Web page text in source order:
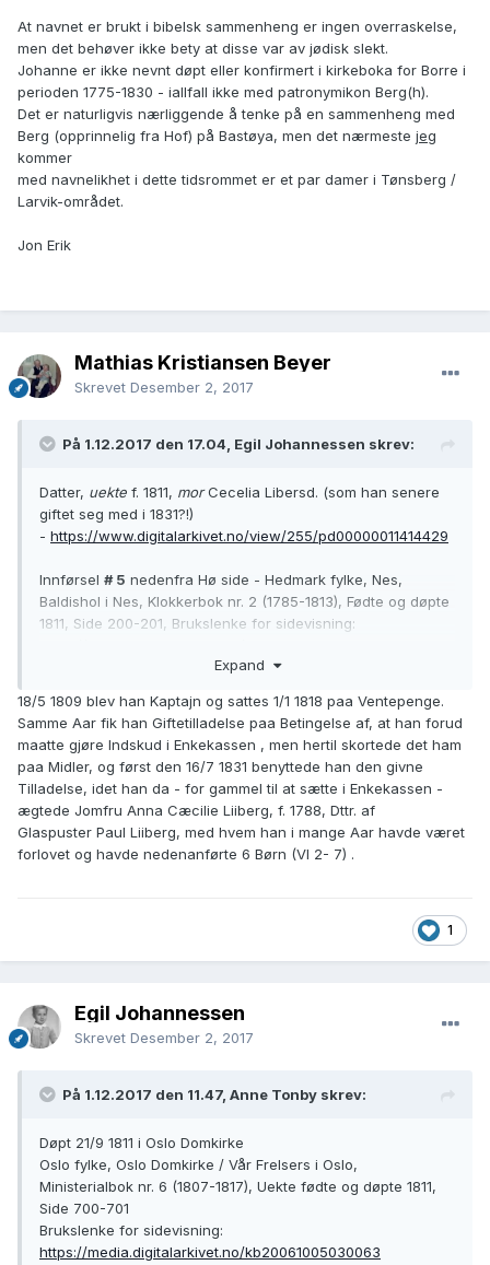
At navnet er brukt i bibelsk sammenheng er ingen overraskelse,
men det behøver ikke bety at disse var av jødisk slekt.
Johanne er ikke nevnt døpt eller konfirmert i kirkeboka for Borre i
perioden 1775-1830 - iallfall ikke med patronymikon Berg(h).
Det er naturligvis nærliggende å tenke på en sammenheng med
Berg (opprinnelig fra Hof) på Bastøya, men det nærmeste jeg
kommer
med navnelikhet i dette tidsrommet er et par damer i Tønsberg /
Larvik-området.
Jon Erik
Mathias Kristiansen Beyer
Skrevet Desember 2, 2017
På 1.12.2017 den 17.04, Egil Johannessen skrev:
Datter, uekte f. 1811, morCecelia Libersd. (som han senere
giftet seg med i 1831?!)
- https://www.digitalarkivet.no/view/255/pd00000011414429
Innførsel # 5 nedenfra Hø side - Hedmark fylke, Nes,
Baldishol i Nes, Klokkerbok nr. 2 (1785-1813), Fødte og døpte
1811, Side 200-201, Brukslenke for sidevisning:
1 (1802-1814), Fødte og døpte 1811, Side 154-155, Brukslenke
for sidevisning:
https://media.digitalarkivet.no/kb20070513030283
Expand
18/5 1809 blev han Kaptajn og sattes 1/1 1818 paa Ventepenge.
Samme Aar fik han Giftetilladelse paa Betingelse af, at han forud
maatte gjøre Indskud i Enkekassen , men hertil skortede det ham
paa Midler, og først den 16/7 1831 benyttede han den givne
Tilladelse, idet han da - for gammel til at sætte i Enkekassen -
ægtede Jomfru Anna Cæcilie Liiberg, f. 1788, Dttr. af
Glaspuster Paul Liiberg, med hvem han i mange Aar havde været
forlovet og havde nedenanførte 6 Børn (VI 2- 7) .
1
Egil Johannessen
Skrevet Desember 2, 2017
På 1.12.2017 den 11.47, Anne Tonby skrev:
Døpt 21/9 1811 i Oslo Domkirke
Oslo fylke, Oslo Domkirke / Vår Frelsers i Oslo,
Ministerialbok nr. 6 (1807-1817), Uekte fødte og døpte 1811,
Side 700-701
Brukslenke for sidevisning:
https://media.digitalarkivet.no/kb20061005030063